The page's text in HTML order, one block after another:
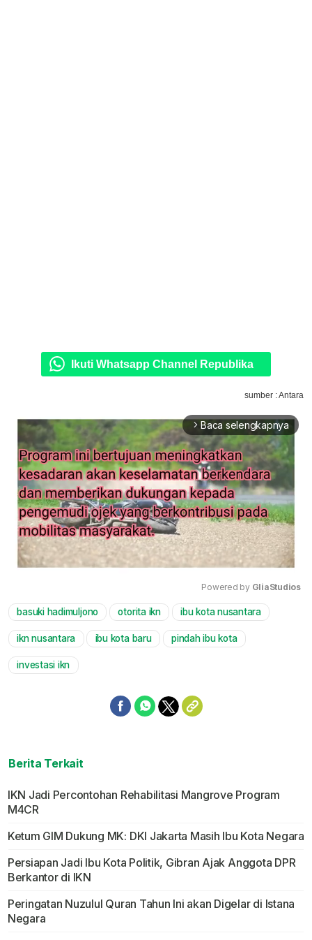
Ikuti Whatsapp Channel Republika
sumber : Antara
arrow_forward_ios Baca selengkapnya
Mute
Powered by GliaStudios
basuki hadimuljono otorita ikn ibu kota nusantara
ikn nusantara ibu kota baru pindah ibu kota
investasi ikn
Berita Terkait
IKN Jadi Percontohan Rehabilitasi Mangrove Program
M4CR
Ketum GIM Dukung MK: DKI Jakarta Masih Ibu Kota Negara
Persiapan Jadi Ibu Kota Politik, Gibran Ajak Anggota DPR
Berkantor di IKN
Peringatan Nuzulul Quran Tahun Ini akan Digelar di Istana
Negara